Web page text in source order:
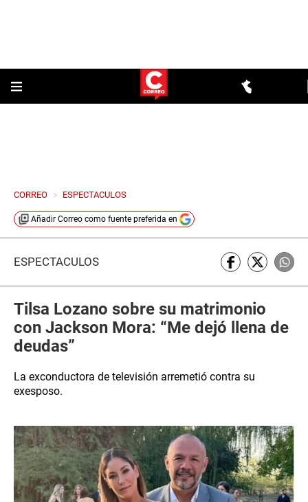
CORREO > ESPECTACULOS
Añadir Correo como fuente preferida en
ESPECTÁCULOS
Tilsa Lozano sobre su matrimonio
con Jackson Mora: “Me dejó llena de
deudas”
La exconductora de televisión arremetió contra su
exesposo.